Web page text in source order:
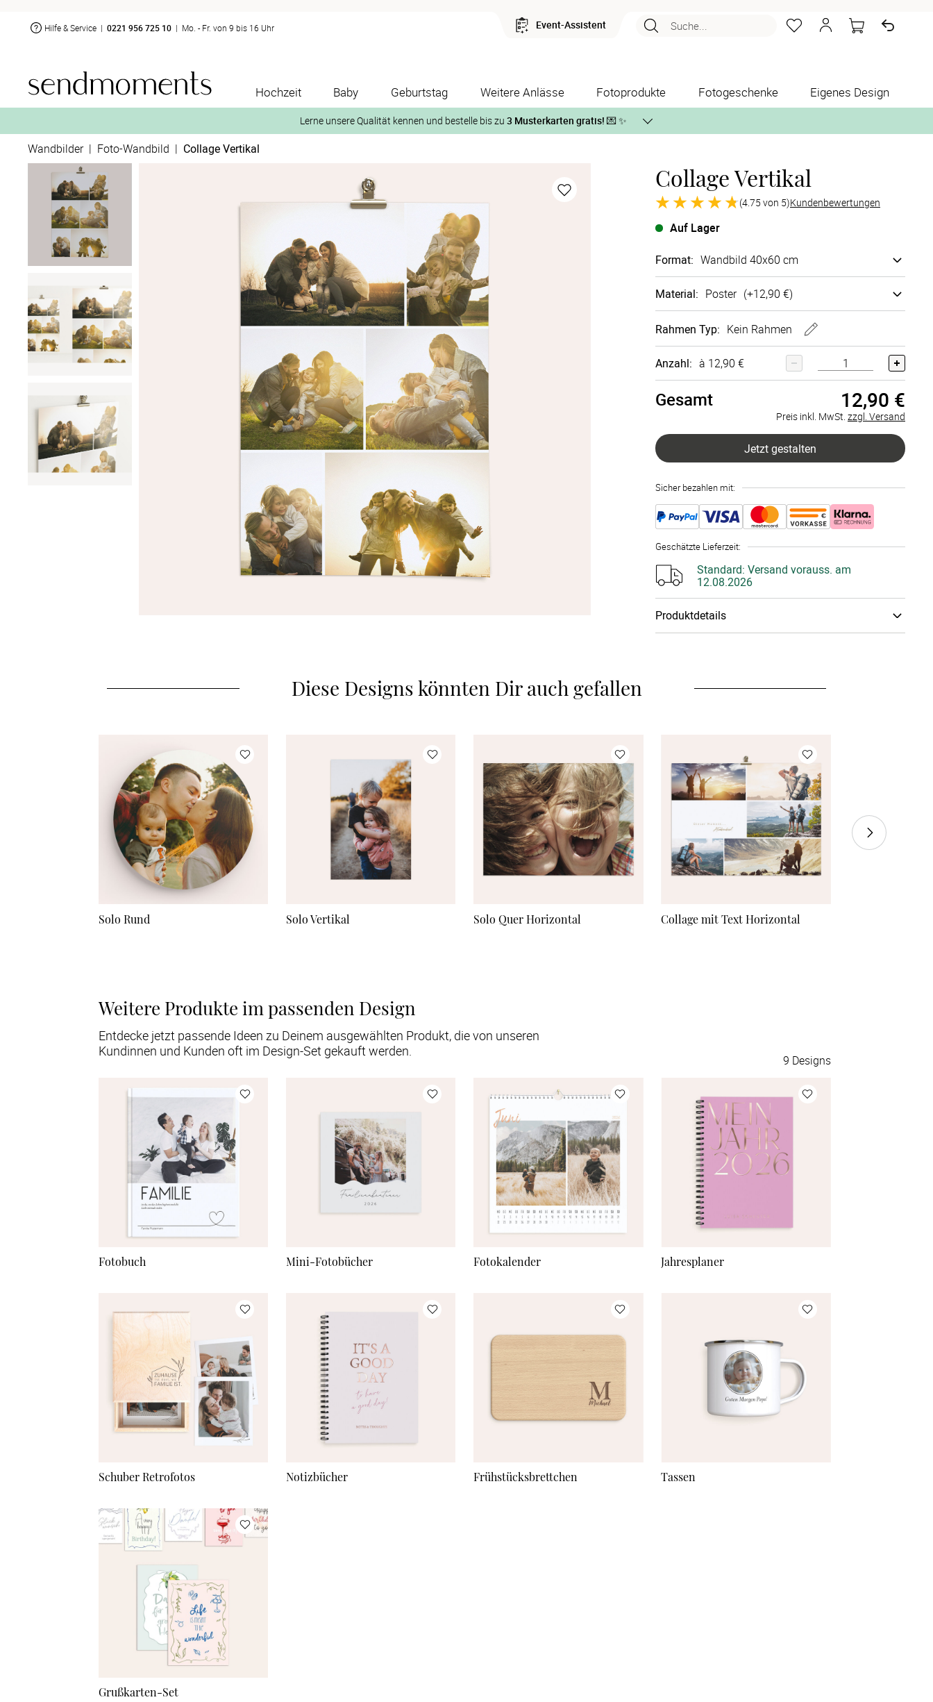
Hilfe & Service | 0221 956 725 10 | Mo. - Fr. von 9 bis 16 Uhr Event-Assistent Suche...
Hochzeit Baby Geburtstag Weitere Anlässe Fotoprodukte Fotogeschenke Eigenes Design
Lerne unsere Qualität kennen und bestelle bis zu 3 Musterkarten gratis! 💌 ✨
1. Wähle bis zu 3 Kartendesigns
2. Aktiviere „kostenlose Musterkarte“ auf der jeweiligen Produktseite und lasse Dir die Karten kostenlos per Post zusenden.
Wandbilder | Foto-Wandbild | Collage Vertikal
Collage Vertikal
(4.75 von 5)Kundenbewertungen
Auf Lager
Format: Wandbild 40x60 cm
Wandbild
40x60 cm
Wandbild
60x80 cm
Wandbild
30x40 cm 20x30 cm
Material: Poster (+12,90 €)
Poster
+12,90 €
Lein­wand
+30,90 €
Acryl-Glas
Fineart
Alu-Dibond
Direkt­
druck
+59,90 €
Rahmen Typ: Kein Rahmen
Kein Rahmen
Holz-Optik
Anzahl: à 12,90 €
Gesamt 12,90 €
Preis inkl. MwSt. zzgl. Versand
Jetzt gestalten
Sicher bezahlen mit:
Geschätzte Lieferzeit:
Standard: Versand vorauss. am
12.08.2026
Produktdetails
edles Poster, ein Wandbild auf Acryl-Glas mit
wird. Je nach gewähltem Material bieten wir
verschiedene elegante Rahmenoptionen in Holz-
Optik. Bitte beachte, dass das Endformat immer das
angegebene Format ist. Sprich bei einem Poster mit
Rahmen, ist das Poster ca. 2cm kleiner. Auch bei den
Formaten hast Du die Wahl zwischen
unterschiedlichen quadratischen und rechteckigen
Größen – passend für jedes Motiv und jeden Raum.
Alle Wandbilder werden mit höchster Sorgfalt
hergestellt und kommen mit praktischer Aufhängung
Diese Designs könnten Dir auch gefallen
Solo Rund Solo Vertikal Solo Quer Horizontal Collage mit Text Horizontal
Weitere Produkte im passenden Design
Entdecke jetzt passende Ideen zu Deinem ausgewählten Produkt, die von unseren
Kundinnen und Kunden oft im Design-Set gekauft werden.
9 Designs
Fotobuch Mini-Fotobücher Fotokalender Jahresplaner
Schuber Retrofotos Notizbücher Frühstücksbrettchen Tassen
Grußkarten-Set